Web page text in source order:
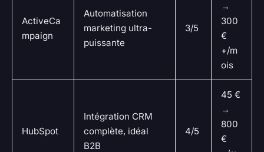
ActiveCa
mpaign
Automatisation
marketing ultra-
puissante
3/5
→
300
€
+/m
ois
HubSpot
Intégration CRM
complète, idéal
B2B
4/5
45 €
→
800
€